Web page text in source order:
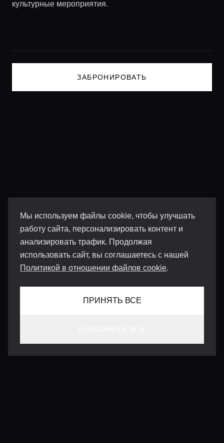
Мы используем файлы cookie, чтобы улучшать
работу сайта, персонализировать контент и
анализировать трафик. Продолжая
использовать сайт, вы соглашаетесь с нашей
Политикой в отношении файлов cookie.
ПРИНЯТЬ ВСЕ
культурные мероприятия.
ЗАБРОНИРОВАТЬ